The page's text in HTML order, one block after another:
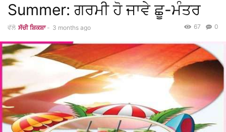
Summer: ਗਰਮੀ ਹੋ ਜਾਵੇ ਛੂ-ਮੰਤਰ
ਵੱਲੋ ਸੱਚੀ ਸ਼ਿਕਸ਼ਾ - 3 months ago 0
67